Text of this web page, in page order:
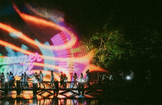
eligibile reprezintă prețul
reducerii este evidențiată
cu prețul anterior, afișat
sunt marcate cu bannerul
nu au preț barat nu fac parte din
2026.